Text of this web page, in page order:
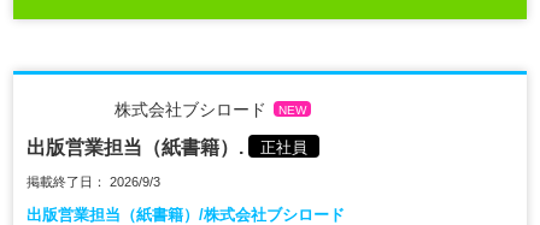
株式会社ブシロード NEW
出版営業担当（紙書籍）. 正社員
掲載終了日： 2026/9/3
出版営業担当（紙書籍）/株式会社ブシロード